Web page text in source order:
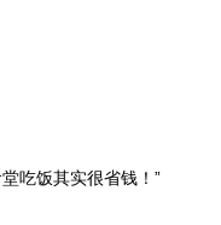
吃饭其实很省钱！”